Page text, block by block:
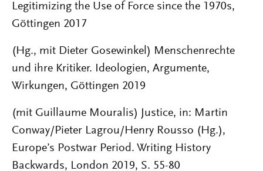
Legitimizing the Use of Force since the 1970s,
Göttingen 2017
(Hg., mit Dieter Gosewinkel) Menschenrechte
und ihre Kritiker. Ideologien, Argumente,
Wirkungen, Göttingen 2019
(mit Guillaume Mouralis) Justice, in: Martin
Conway/Pieter Lagrou/Henry Rousso (Hg.),
Europe’s Postwar Period. Writing History
Backwards, London 2019, S. 55-80